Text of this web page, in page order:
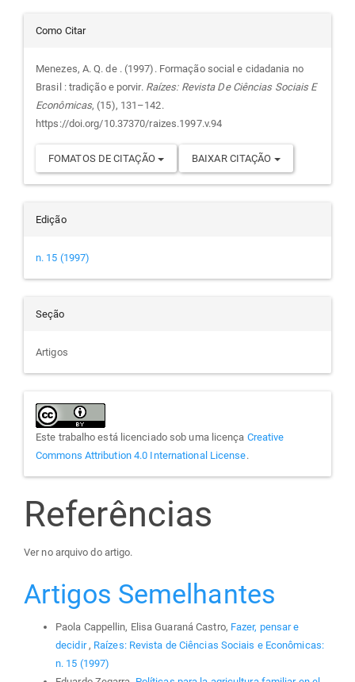
principal
Detalhes
do
artigo
Como Citar
Menezes, A. Q. de . (1997). Formação social e cidadania no
Brasil : tradição e porvir. Raízes: Revista De Ciências Sociais E
Econômicas, (15), 131–142.
https://doi.org/10.37370/raizes.1997.v.94
FOMATOS DE CITAÇÃO BAIXAR CITAÇÃO
Edição
n. 15 (1997)
Seção
Artigos
Este trabalho está licenciado sob uma licença Creative
Commons Attribution 4.0 International License.
Referências
Ver no arquivo do artigo.
Artigos Semelhantes
Paola Cappellin, Elisa Guaraná Castro, Fazer, pensar e
decidir, Raízes: Revista de Ciências Sociais e Econômicas:
n. 15 (1997)